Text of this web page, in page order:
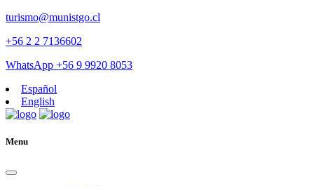
turismo@munistgo.cl
+56 2 2 7136602
WhatsApp +56 9 9920 8053
Español
English
Menu